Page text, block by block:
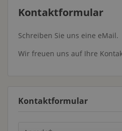
Kontaktformular
Schreiben Sie uns eine eMail.
Wir freuen uns auf Ihre
Kontaktformular